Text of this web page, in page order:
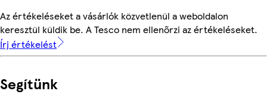
Az értékeléseket a vásárlók közvetlenül a weboldalon
keresztül küldik be. A Tesco nem ellenőrzi az értékeléseket.
Írj értékelést
Segítünk